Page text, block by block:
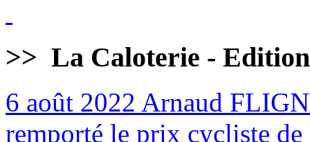
>> La Caloterie -
6 août 2022 Arnaud
remporté le prix cycliste